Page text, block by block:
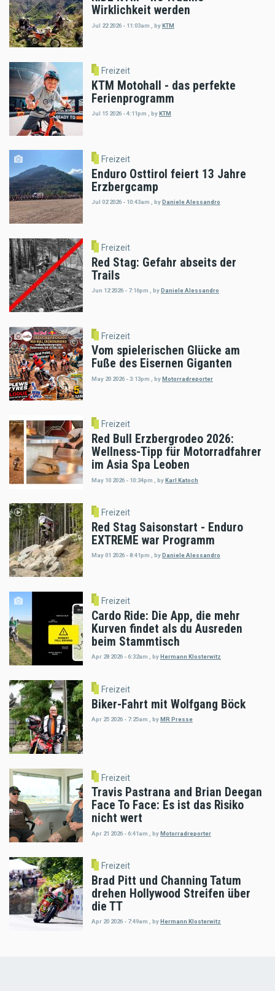
Wirklichkeit werden
Jul 22 2026 - 11:03am byKTM
Freizeit
KTM Motohall - das perfekte
Ferienprogramm
Jul 15 2026 - 4:11pm , by KTM
Freizeit
Enduro Osttirol feiert 13 Jahre
Erzbergcamp
Jul 02 2026 - 10:43am , byDaniele Alessandro
Freizeit
Red Stag: Gefahr abseits der
Trails
Jun 12 2026 - 7:16pm byDaniele Alessandro
Freizeit
Vom spielerischen Glücke am
Fuße des Eisernen Giganten
May 20 2026 - 3:13pm byMotorradreporter
Freizeit
Red Bull Erzbergrodeo 2026:
Wellness-Tipp für Motorradfahrer
im Asia Spa Leoben
May 10 2026 - 10:34pm byKarl Katoch
Freizeit
Red Stag Saisonstart - Enduro
EXTREME war Programm
May 01 2026 - 8:41pm , byDaniele Alessandro
Freizeit
Cardo Ride: Die App, die mehr
Kurven findet als du Ausreden
beim Stammtisch
Apr 28 2026 - 6:32am byHermann Klosterwitz
Freizeit
Biker-Fahrt mit Wolfgang Böck
Apr 25 2026 - 7:25am byMR Presse
Freizeit
Travis Pastrana and Brian Deegan
Face To Face: Es ist das Risiko
nicht wert
Apr 21 2026 - 6:41am byMotorradreporter
Freizeit
Brad Pitt und Channing Tatum
drehen Hollywood Streifen über
die TT
Apr 20 2026 - 7:49am , by Hermann Klosterwitz